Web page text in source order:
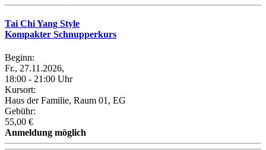
Tai Chi Yang Style
Kompakter Schnupperkurs
Beginn:
Fr., 27.11.2026,
18:00 - 21:00 Uhr
Kursort:
Haus der Familie, Raum 01, EG
Gebühr:
55,00 €
Anmeldung möglich